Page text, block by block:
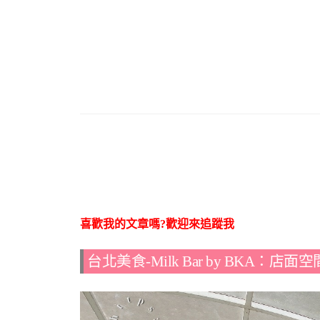
喜歡我的文章嗎?歡迎來追蹤我
台北美食-Milk Bar by BKA：店面空